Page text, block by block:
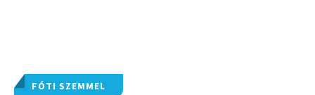
FÓTI SZEMMEL